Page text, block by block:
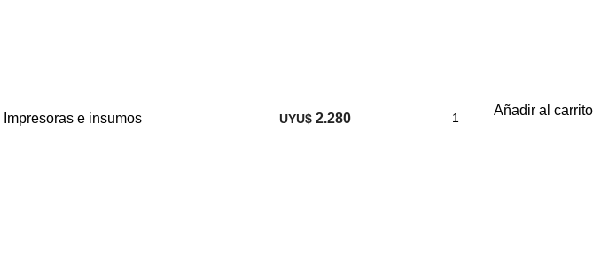
Impresoras e insumos UYU$2.280 Añadir al carrito